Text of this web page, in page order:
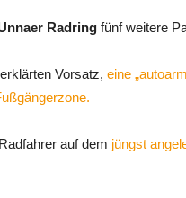
Radring fünf weitere
Vorsatz, eine
auf dem jüngst